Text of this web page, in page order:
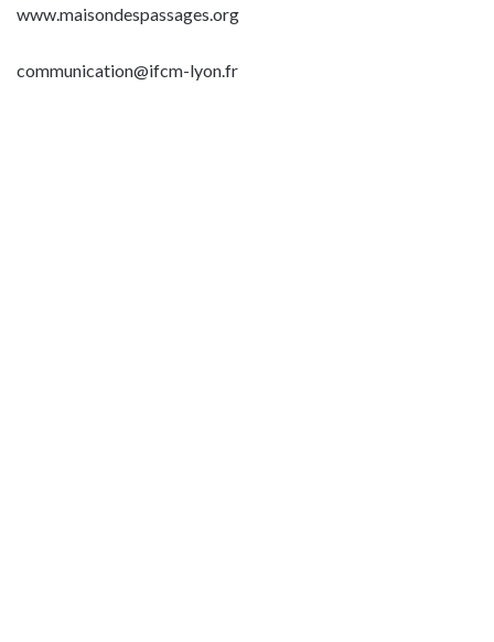
www.maisondespassages.org
communication@ifcm-lyon.fr